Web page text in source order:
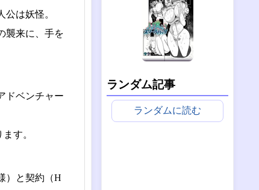
は妖怪。
襲来に、手を
ドベンチャー
す。
）と契約（H
ランダム記事
ランダムに読む